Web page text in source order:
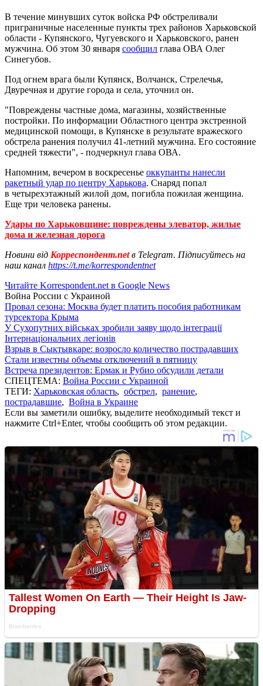
В течение минувших суток войска РФ обстреливали
приграничные населенные пункты трех районов Харьковской
области - Купянского, Чугуевского и Харьковского, ранен
мужчина. Об этом 30 января сообщил глава ОВА Олег
Синегубов.
Под огнем врага были Купянск, Волчанск, Стрелечья,
Двуречная и другие города и села, уточнил он.
"Повреждены частные дома, магазины, хозяйственные
постройки. По информации Областного центра экстренной
медицинской помощи, в Купянске в результате вражеского
обстрела ранения получил 41-летний мужчина. Его состояние
средней тяжести", - подчеркнул глава ОВА.
Напомним, вечером в воскресенье оккупанты нанесли
ракетный удар по центру Харькова. Снаряд попал
в четырехэтажный жилой дом, погибла пожилая женщина.
Еще три человека ранены.
Удары по Харьковщине: повреждены элеватор, жилые
дома и железная дорога
Новини від Корреспондент.netв Telegram. Підписуйтесь на
наш канал https://t.me/korrespondentnet
Читайте Korrespondent.net в Google News
Война России с Украиной
Провал сезона: Москва будет платить пособия работникам
турсектора Крыма
У Сухопутних військах зробили заяву щодо інтеграції
Інтернаціональних легіонів
Взрыв в Сыктывкаре: возросло количество пострадавших
Стали известны объемы отключений в пятницу
Встреча президентов: Ермак и Рубио обсудили детали
СПЕЦТЕМА: Война России с Украиной
ТЕГИ: Харьковская область, обстрел, ранение,
пострадавшие, Война в Украине
Если вы заметили ошибку, выделите необходимый текст и
нажмите Ctrl+Enter, чтобы сообщить об этом редакции.